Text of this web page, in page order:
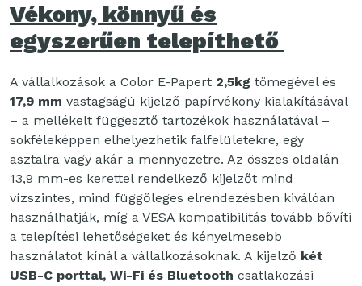
Vékony, könnyű és
egyszerűen telepíthető
A vállalkozások a Color E-Papert 2,5kg tömegével és
17,9 mm vastagságú kijelző papírvékony kialakításával
– a mellékelt függesztő tartozékok használatával –
sokféleképpen elhelyezhetik falfelületekre, egy
asztalra vagy akár a mennyezetre. Az összes oldalán
13,9 mm-es kerettel rendelkező kijelzőt mind
vízszintes, mind függőleges elrendezésben kiválóan
használhatják, míg a VESA kompatibilitás tovább bővíti
a telepítési lehetőségeket és kényelmesebb
használatot kínál a vállalkozásoknak. A kijelző két
USB-C porttal, Wi-Fi és Bluetooth csatlakozási